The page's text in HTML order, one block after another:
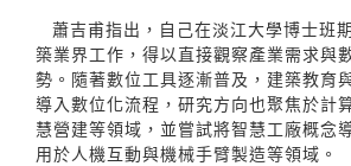
蕭吉甫指出，自己在淡江大學博士班
築業界工作，得以直接觀察產業需求與
勢。隨著數位工具逐漸普及，建築教育
導入數位化流程，研究方向也聚焦於計
慧營建等領域，並嘗試將智慧工廠概念
用於人機互動與機械手臂製造等領域。